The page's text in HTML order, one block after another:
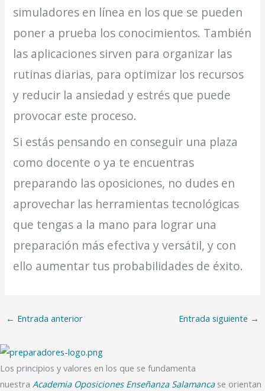
simuladores en línea en los que se pueden
poner a prueba los conocimientos. También
las aplicaciones sirven para organizar las
rutinas diarias, para optimizar los recursos
y reducir la ansiedad y estrés que puede
provocar este proceso.
Si estás pensando en conseguir una plaza
como docente o ya te encuentras
preparando las oposiciones, no dudes en
aprovechar las herramientas tecnológicas
que tengas a la mano para lograr una
preparación más efectiva y versátil, y con
ello aumentar tus probabilidades de éxito.
← Entrada anterior Entrada siguiente →
Los principios y valores en los que se fundamenta
nuestra Academia Oposiciones Enseñanza Salamancase orientan